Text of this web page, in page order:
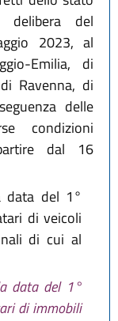
delibera del
2023, al
Emilia, di
Ravenna, di
delle
condizioni
dal 16
data del 1°
di veicoli
di cui al
data del 1°
di immobili